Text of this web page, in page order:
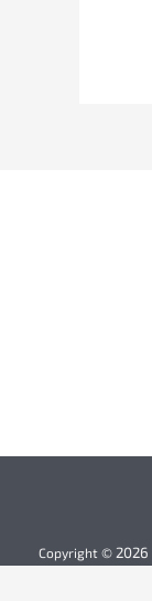
Copyright © 2026